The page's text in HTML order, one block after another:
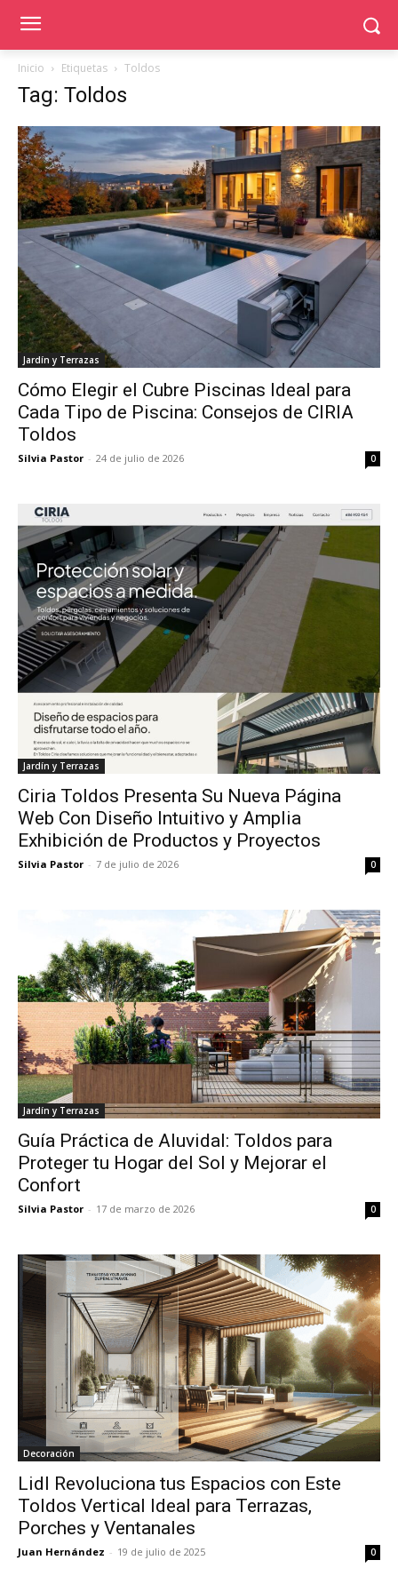
Inicio Etiquetas Toldos
Tag: Toldos
Jardín y Terrazas
Cómo Elegir el Cubre Piscinas Ideal para
Cada Tipo de Piscina: Consejos de CIRIA
Toldos
Silvia Pastor - 24 de julio de 2026 0
Jardín y Terrazas
Ciria Toldos Presenta Su Nueva Página
Web Con Diseño Intuitivo y Amplia
Exhibición de Productos y Proyectos
Silvia Pastor - 7 de julio de 2026 0
Jardín y Terrazas
Guía Práctica de Aluvidal: Toldos para
Proteger tu Hogar del Sol y Mejorar el
Confort
Silvia Pastor - 17 de marzo de 2026 0
Decoración
Lidl Revoluciona tus Espacios con Este
Toldos Vertical Ideal para Terrazas,
Porches y Ventanales
Juan Hernández - 19 de julio de 2025 0